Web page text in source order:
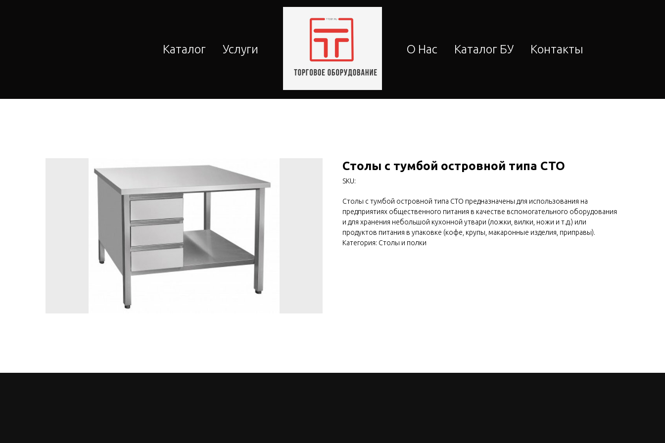
Каталог Услуги О Нас Каталог БУ Контакты
Столы с тумбой островной типа СТО
SKU:
Столы с тумбой островной типа СТО предназначены для использования на
предприятиях общественного питания в качестве вспомогательного оборудования
и для хранения небольшой кухонной утвари (ложки, вилки, ножи и т.д.) или
продуктов питания в упаковке (кофе, крупы, макаронные изделия, приправы).
Категория: Столы и полки